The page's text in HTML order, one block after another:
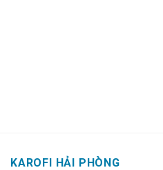
KAROFI HẢI PHÒNG